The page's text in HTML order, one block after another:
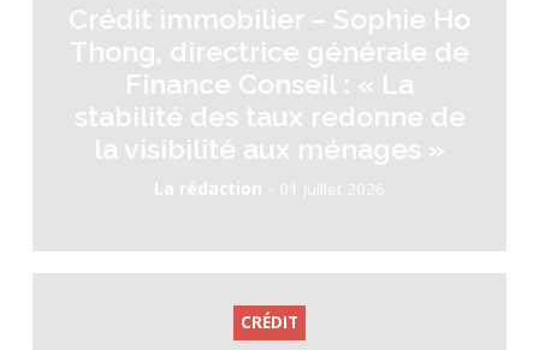
Crédit immobilier – Sophie Ho
Thong, directrice générale de
Finance Conseil : « La
stabilité des taux redonne de
la visibilité aux ménages »
La rédaction - 01 juillet 2026
CRÉDIT